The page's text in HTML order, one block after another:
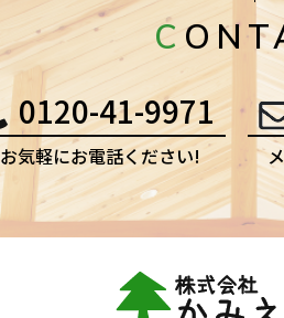
0120-41-9971
お気軽にお電話ください!